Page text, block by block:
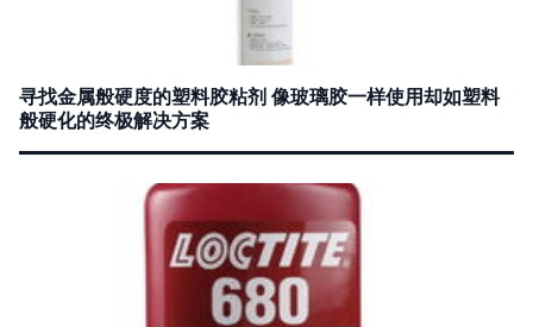
寻找金属般硬度的塑料胶粘剂 像玻璃胶一样使用却如塑料
般硬化的终极解决方案